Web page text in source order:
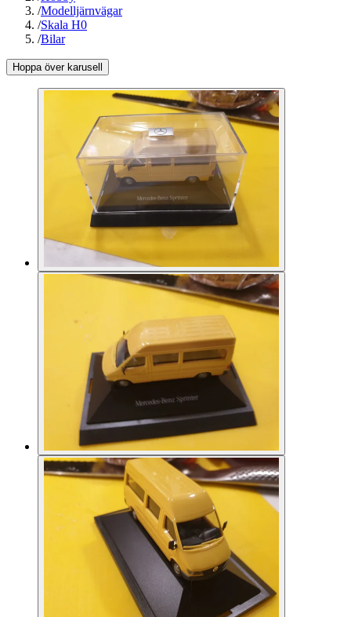
/Modelljärnvägar
/Skala H0
/Bilar
Hoppa över karusell